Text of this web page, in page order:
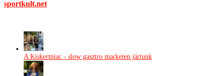
sportkult.net
A Kiskertpiac - slow gasztro marketen jártunk